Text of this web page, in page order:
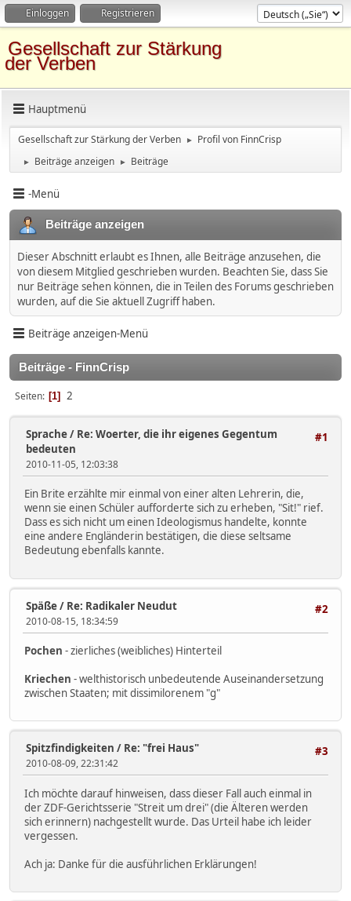
Einloggen Registrieren
Gesellschaft zur Stärkung
der Verben
Hauptmenü
Gesellschaft zur Stärkung der Verben ► Profil von FinnCrisp
► Beiträge anzeigen ► Beiträge
-Menü
Beiträge anzeigen
Dieser Abschnitt erlaubt es Ihnen, alle Beiträge anzusehen, die
von diesem Mitglied geschrieben wurden. Beachten Sie, dass Sie
nur Beiträge sehen können, die in Teilen des Forums geschrieben
wurden, auf die Sie aktuell Zugriff haben.
Beiträge anzeigen-Menü
Beiträge - FinnCrisp
Seiten 1 2
#1
Sprache/ Re: Woerter, die ihr eigenes Gegentum
bedeuten
2010-11-05, 12:03:38
Ein Brite erzählte mir einmal von einer alten Lehrerin, die,
wenn sie einen Schüler aufforderte sich zu erheben, "Sit!" rief.
Dass es sich nicht um einen Ideologismus handelte, konnte
eine andere Engländerin bestätigen, die diese seltsame
Bedeutung ebenfalls kannte.
#2
Späße/ Re: Radikaler Neudut
2010-08-15, 18:34:59
Pochen - zierliches (weibliches) Hinterteil
Kriechen - welthistorisch unbedeutende Auseinandersetzung
zwischen Staaten; mit dissimilorenem "g"
#3
Spitzfindigkeiten / Re: "frei Haus"
2010-08-09, 22:31:42
Ich möchte darauf hinweisen, dass dieser Fall auch einmal in
der ZDF-Gerichtsserie "Streit um drei" (die Älteren werden
sich erinnern) nachgestellt wurde. Das Urteil habe ich leider
vergessen.
Ach ja: Danke für die ausführlichen Erklärungen!